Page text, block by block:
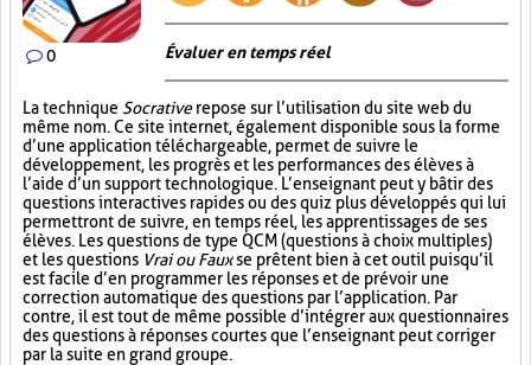
0 Évaluer en temps réel
La technique Socrativerepose sur l’utilisation du site web du
même nom. Ce site internet, également disponible sous la forme
d’une application téléchargeable, permet de suivre le
développement, les progrès et les performances des élèves à
l’aide d’un support technologique. L’enseignant peut y bâtir des
questions interactives rapides ou des quiz plus développés qui lui
permettront de suivre, en temps réel, les apprentissages de ses
élèves. Les questions de type QCM (questions à choix multiples)
et les questions Vrai ou Fauxse prêtent bien à cet outil puisqu’il
est facile d’en programmer les réponses et de prévoir une
correction automatique des questions par l’application. Par
contre, il est tout de même possible d’intégrer aux questionnaires
des questions à réponses courtes que l’enseignant peut corriger
par la suite en grand groupe.